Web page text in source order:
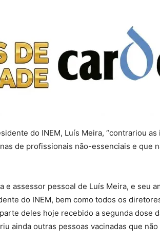
do INEM, Luís Meira, “contrariou
de profissionais não-essenciais e que
e assessor pessoal de Luís Meira, e seu
do INEM, bem como todos os
deles hoje recebido a segunda dose
ainda outras pessoas vacinadas que